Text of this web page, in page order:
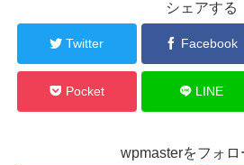
シェアする
Twitter Facebook
Pocket LINE
wpmasterをフォロ